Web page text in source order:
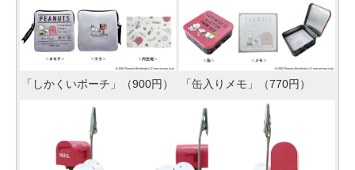
「しかくいポーチ」（900円） 「缶入りメモ」（770円）